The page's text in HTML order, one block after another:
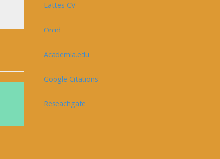
Lattes CV
Orcid
Academia.edu
Google Citations
Reseachgate